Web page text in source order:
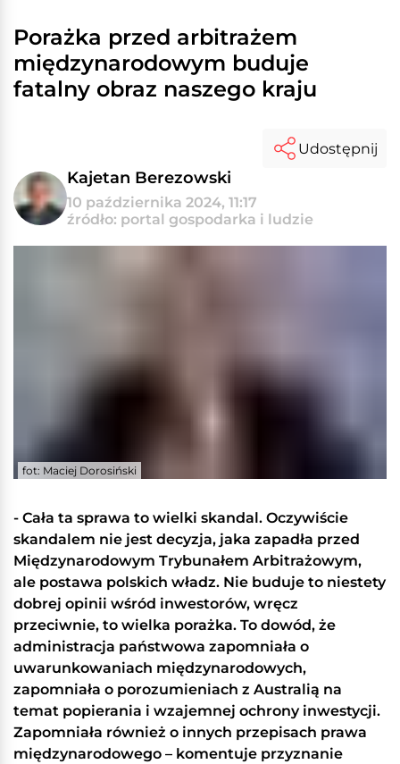
Porażka przed arbitrażem
międzynarodowym buduje
fatalny obraz naszego kraju
Kajetan Berezowski
10 października 2024, 11:17
źródło: portal gospodarka i ludzie
Udostępnij
fot: Maciej Dorosiński
- Cała ta sprawa to wielki skandal. Oczywiście
skandalem nie jest decyzja, jaka zapadła przed
Międzynarodowym Trybunałem Arbitrażowym,
ale postawa polskich władz. Nie buduje to niestety
dobrej opinii wśród inwestorów, wręcz
przeciwnie, to wielka porażka. To dowód, że
administracja państwowa zapomniała o
uwarunkowaniach międzynarodowych,
zapomniała o porozumieniach z Australią na
temat popierania i wzajemnej ochrony inwestycji.
Zapomniała również o innych przepisach prawa
międzynarodowego – komentuje przyznanie